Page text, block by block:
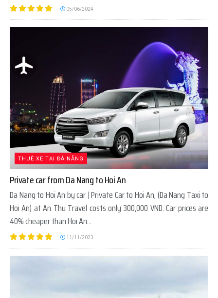
05/06/2024
THUÊ XE TẠI ĐÀ NẴNG
Private car from Da Nang to Hoi An
Da Nang to Hoi An by car | Private Car to Hoi An, (Da Nang Taxi to
Hoi An) at An Thu Travel costs only 300,000 VND. Car prices are
40% cheaper than Hoi An...
11/11/2023